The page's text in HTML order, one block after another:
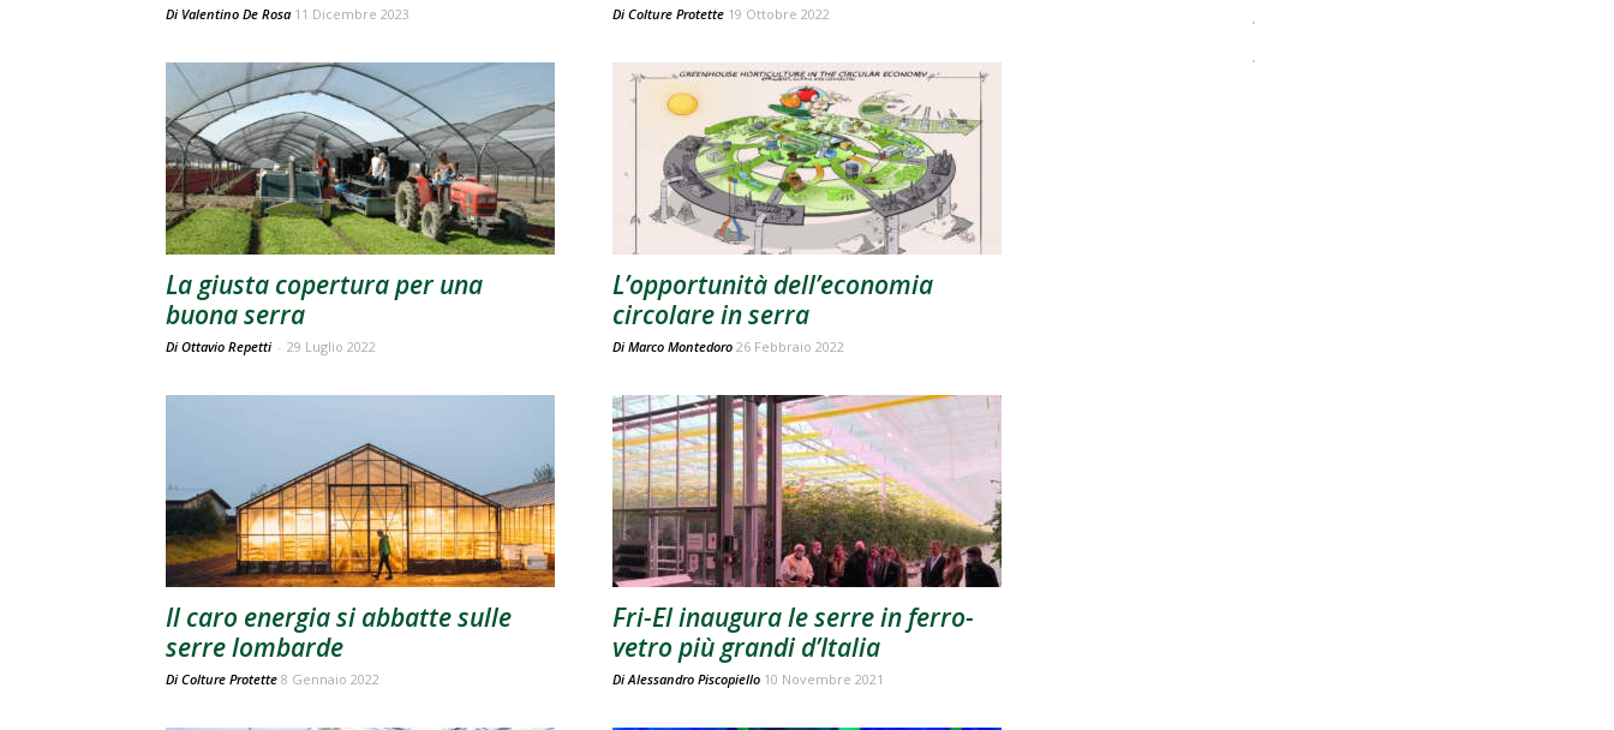
Di Valentino De Rosa 11 Dicembre 2023 Di Colture Protette 19 Ottobre 2022
La giusta copertura per una
buona serra
Di Ottavio Repetti - 29 Luglio 2022
L’opportunità dell’economia
circolare in serra
Di Marco Montedoro 26 Febbraio 2022
Il caro energia si abbatte sulle
serre lombarde
Di Colture Protette 8 Gennaio 2022
Fri-El inaugura le serre in ferro-
vetro più grandi d’Italia
DiAlessandro Piscopiello 10 Novembre 2021